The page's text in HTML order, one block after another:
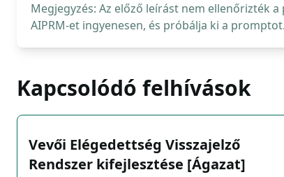
Megjegyzés: Az előző leírást nem ellenőrizték
AIPRM-et ingyenesen, és próbálja ki a promptot.
Kapcsolódó felhívások
Vevői Elégedettség Visszajelző
Rendszer kifejlesztése [Ágazat]